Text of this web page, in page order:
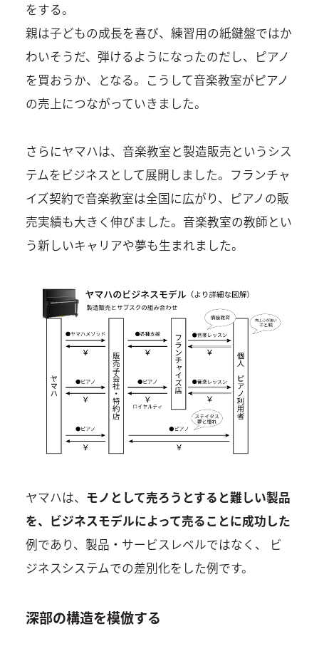
をする。
親は子どもの成長を喜び、練習用の紙鍵盤ではか
わいそうだ、弾けるようになったのだし、ピアノ
を買おうか、となる。こうして音楽教室がピアノ
の売上につながっていきました。
さらにヤマハは、音楽教室と製造販売というシス
テムをビジネスとして展開しました。フランチャ
イズ契約で音楽教室は全国に広がり、ピアノの販
売実績も大きく伸びました。音楽教室の教師とい
う新しいキャリアや夢も生まれました。
ヤマハは、 モノとして売ろうとすると難しい製品
を、ビジネスモデルによって売ることに成功した
例であり、製品・サービスレベルではなく、 ビ
ジネスシステムでの差別化をした例です。
深部の構造を模倣する